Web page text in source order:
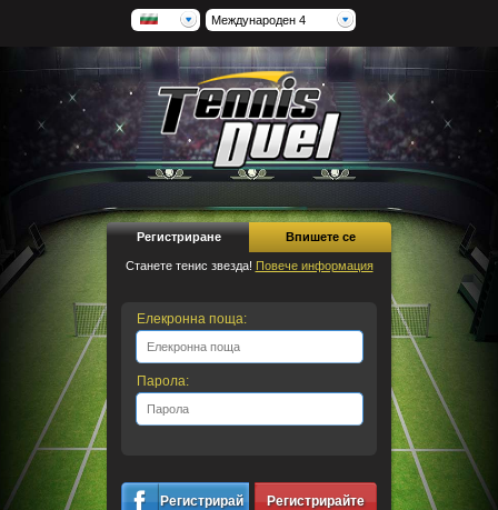
Международен 4
Регистриране Впишете се
Станете тенис звезда! Повече информация
Елекронна поща:
Парола:
Регистрирайте Регистрирайте